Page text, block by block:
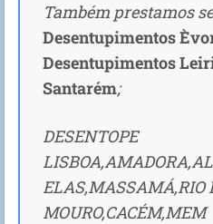
Também prestamos
Desentupimentos
Desentupimentos
Santarém;
DESENTOPE
ELAS,MASSAMÁ,RIO
MOURO,CACÉM,MEM